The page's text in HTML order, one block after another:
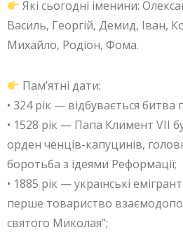
Які сьогодні іменини:
Василь, Георгій, Демид, Іван,
Михайло, Родіон, Фома.
Пам’ятні дати:
• 324 рік — відбувається битва
• 1528 рік — Папа Климент VII
орден ченців-капуцинів,
боротьба з ідеями Реформації;
• 1885 рік — українські
перше товариство
святого Миколая”;